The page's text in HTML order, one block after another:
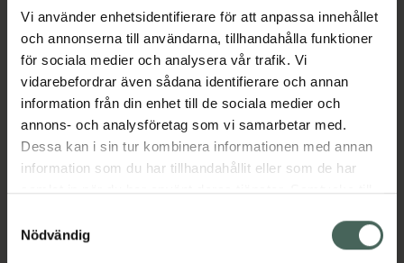
Vi använder enhetsidentifierare för att anpassa innehållet
och annonserna till användarna, tillhandahålla funktioner
för sociala medier och analysera vår trafik. Vi
vidarebefordrar även sådana identifierare och annan
information från din enhet till de sociala medier och
annons- och analysföretag som vi samarbetar med.
Dessa kan i sin tur kombinera informationen med annan
information som du har tillhandahållit eller som de har
samlat in när du har använt deras tjänster. Samtycke till
återkalla ditt samtycke via webbplatsens
cookieinställningar. Ett återkallat samtycke påverkar inte
Nödvändig
inom 48 timmar och varar i 3-5 veckor.
Receptfritt läkemedel. Använd inte till katter.
-Snabb dödande effekt – dödar fästingar och
loppor inom 6 h
-Dör vid kontakt – behöver inte bita för att dö
EAN:03661103073307